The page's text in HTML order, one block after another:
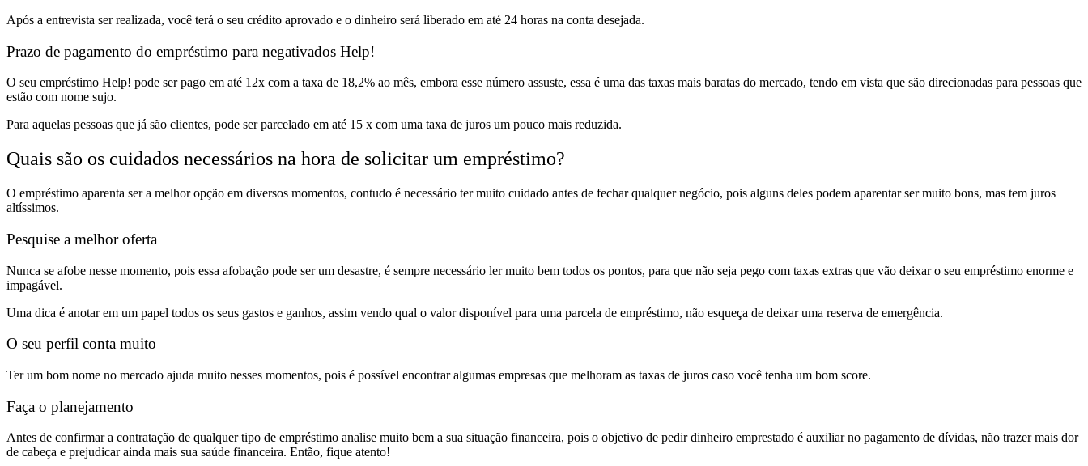
Após a entrevista ser realizada, você terá o seu crédito aprovado e o dinheiro será liberado em até 24 horas na conta desejada.
Prazo de pagamento do empréstimo para negativados Help!
O seu empréstimo Help! pode ser pago em até 12x com a taxa de 18,2% ao mês, embora esse número assuste, essa é uma das taxas mais baratas do mercado, tendo em vista que são direcionadas para pessoas que
estão com nome sujo.
Para aquelas pessoas que já são clientes, pode ser parcelado em até 15 x com uma taxa de juros um pouco mais reduzida.
Quais são os cuidados necessários na hora de solicitar um empréstimo?
O empréstimo aparenta ser a melhor opção em diversos momentos, contudo é necessário ter muito cuidado antes de fechar qualquer negócio, pois alguns deles podem aparentar ser muito bons, mas tem juros
altíssimos.
Pesquise a melhor oferta
Nunca se afobe nesse momento, pois essa afobação pode ser um desastre, é sempre necessário ler muito bem todos os pontos, para que não seja pego com taxas extras que vão deixar o seu empréstimo enorme e
impagável.
Uma dica é anotar em um papel todos os seus gastos e ganhos, assim vendo qual o valor disponível para uma parcela de empréstimo, não esqueça de deixar uma reserva de emergência.
O seu perfil conta muito
Ter um bom nome no mercado ajuda muito nesses momentos, pois é possível encontrar algumas empresas que melhoram as taxas de juros caso você tenha um bom score.
Faça o planejamento
Antes de confirmar a contratação de qualquer tipo de empréstimo analise muito bem a sua situação financeira, pois o objetivo de pedir dinheiro emprestado é auxiliar no pagamento de dívidas, não trazer mais dor
de cabeça e prejudicar ainda mais sua saúde financeira. Então, fique atento!